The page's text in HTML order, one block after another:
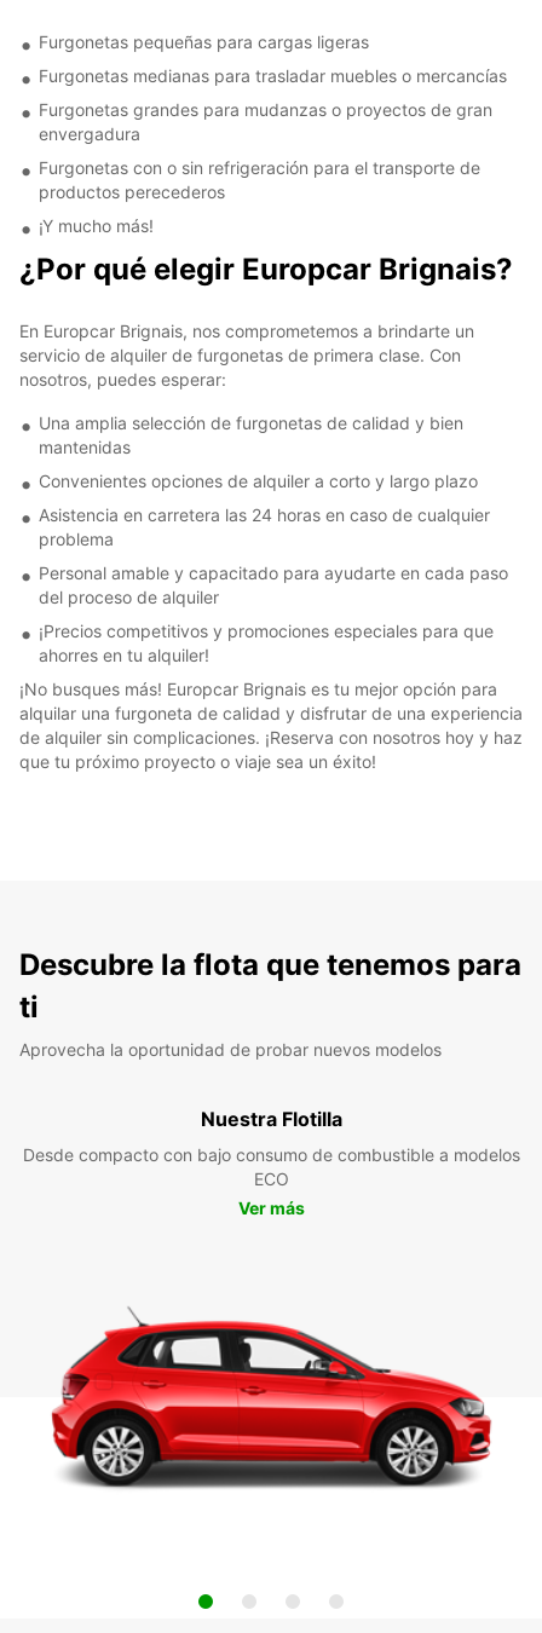
Furgonetas pequeñas para cargas ligeras
Furgonetas medianas para trasladar muebles o mercancías
Furgonetas grandes para mudanzas o proyectos de gran
envergadura
Furgonetas con o sin refrigeración para el transporte de
productos perecederos
¡Y mucho más!
¿Por qué elegir Europcar Brignais?
En Europcar Brignais, nos comprometemos a brindarte un
servicio de alquiler de furgonetas de primera clase. Con
nosotros, puedes esperar:
Una amplia selección de furgonetas de calidad y bien
mantenidas
Convenientes opciones de alquiler a corto y largo plazo
Asistencia en carretera las 24 horas en caso de cualquier
problema
Personal amable y capacitado para ayudarte en cada paso
del proceso de alquiler
¡Precios competitivos y promociones especiales para que
ahorres en tu alquiler!
¡No busques más! Europcar Brignais es tu mejor opción para
alquilar una furgoneta de calidad y disfrutar de una experiencia
de alquiler sin complicaciones. ¡Reserva con nosotros hoy y haz
que tu próximo proyecto o viaje sea un éxito!
Descubre la flota que tenemos para
ti
Aprovecha la oportunidad de probar nuevos modelos
Nuestra Flotilla
Desde compacto con bajo consumo de combustible a modelos
ECO
Ver más